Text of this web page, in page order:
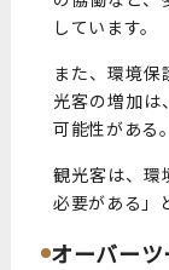
しています。
また、環境
光客の増加は
可能性がある。
観光客は、環
必要がある」
オーバー